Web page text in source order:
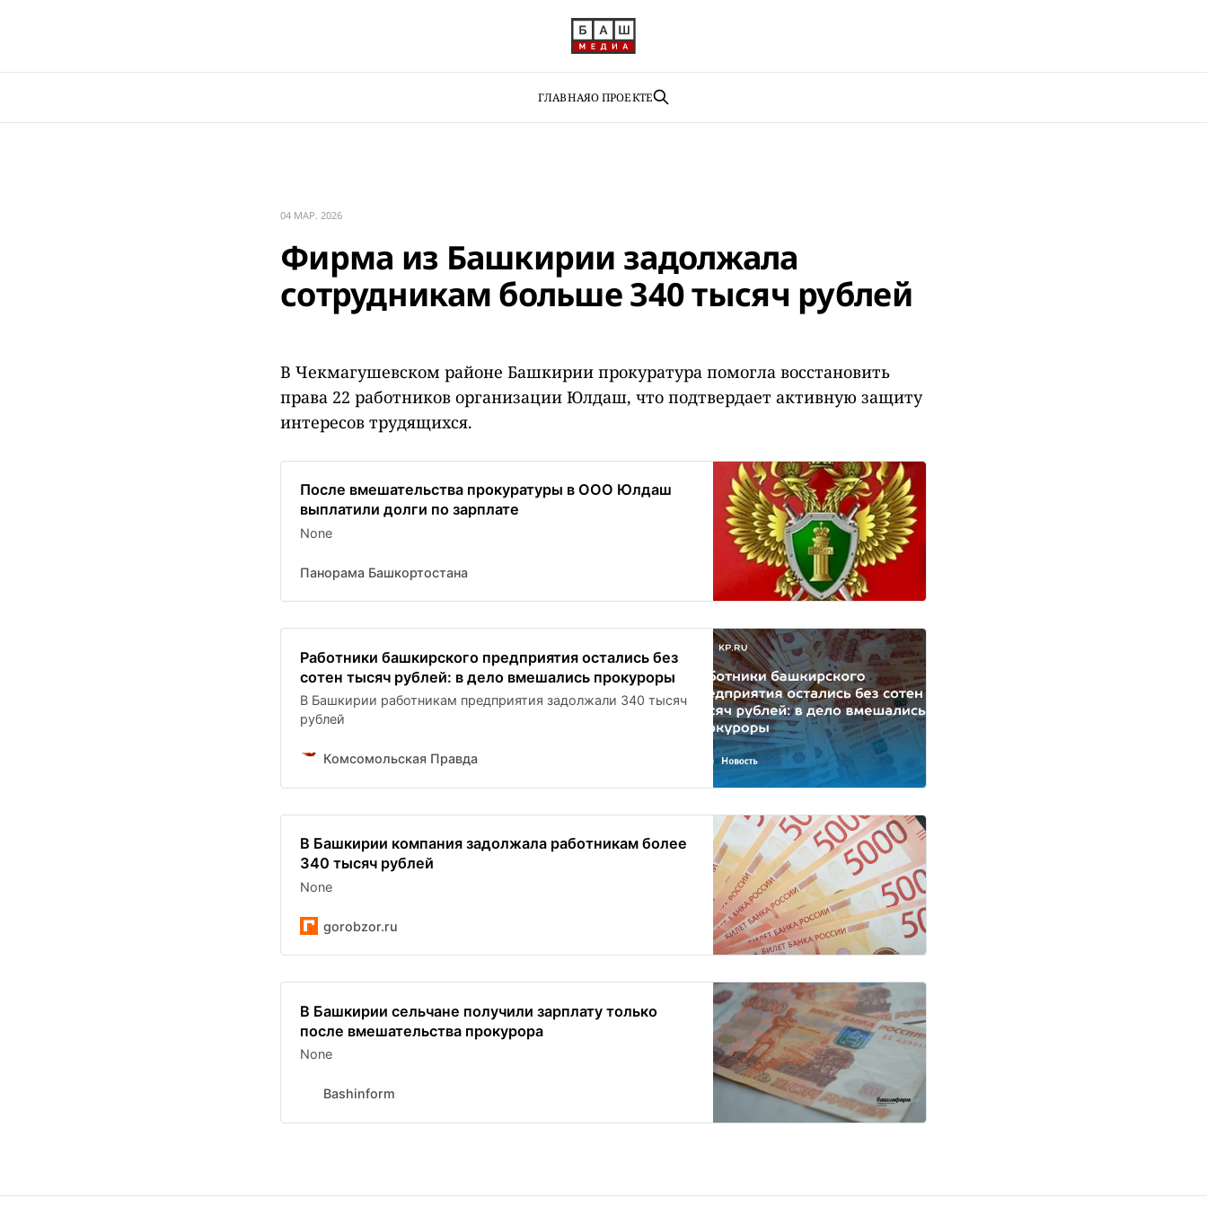
ГЛАВНАЯО ПРОЕКТЕ
04 МАР. 2026
Фирма из Башкирии задолжала
сотрудникам больше 340 тысяч рублей
В Чекмагушевском районе Башкирии прокуратура помогла восстановить
права 22 работников организации Юлдаш, что подтвердает активную защиту
интересов трудящихся.
После вмешательства прокуратуры в ООО Юлдаш
выплатили долги по зарплате
None
Панорама Башкортостана
Работники башкирского предприятия остались без
сотен тысяч рублей: в дело вмешались прокуроры
В Башкирии работникам предприятия задолжали 340 тысяч
рублей
Комсомольская Правда
В Башкирии компания задолжала работникам более
340 тысяч рублей
None
gorobzor.ru
В Башкирии сельчане получили зарплату только
после вмешательства прокурора
None
Bashinform